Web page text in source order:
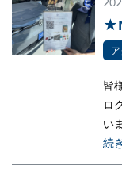
皆
ロ
い
続